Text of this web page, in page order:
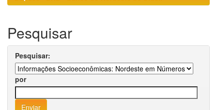
Pesquisar
Pesquisar:
por